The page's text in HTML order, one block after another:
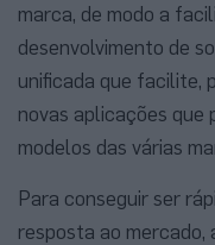
marca, de modo a
desenvolvimento de
unificada que facilite,
novas aplicações que
modelos das várias
Para conseguir ser
resposta ao